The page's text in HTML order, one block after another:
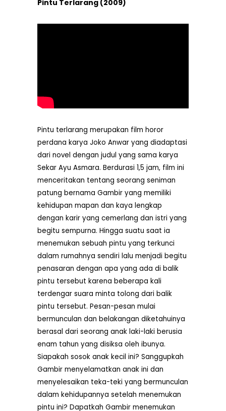
Pintu Terlarang (2009)
Pintu terlarang merupakan film horor
perdana karya Joko Anwar yang diadaptasi
dari novel dengan judul yang sama karya
Sekar Ayu Asmara. Berdurasi 1,5 jam, film ini
menceritakan tentang seorang seniman
patung bernama Gambir yang memiliki
kehidupan mapan dan kaya lengkap
dengan karir yang cemerlang dan istri yang
begitu sempurna. Hingga suatu saat ia
menemukan sebuah pintu yang terkunci
dalam rumahnya sendiri lalu menjadi begitu
penasaran dengan apa yang ada di balik
pintu tersebut karena beberapa kali
terdengar suara minta tolong dari balik
pintu tersebut. Pesan-pesan mulai
bermunculan dan belakangan diketahuinya
berasal dari seorang anak laki-laki berusia
enam tahun yang disiksa oleh ibunya.
Siapakah sosok anak kecil ini? Sanggupkah
Gambir menyelamatkan anak ini dan
menyelesaikan teka-teki yang bermunculan
dalam kehidupannya setelah menemukan
pintu ini? Dapatkah Gambir menemukan